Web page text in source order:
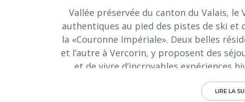
Vallée préservée du canton du Valais, le
authentiques au pied des pistes de ski et
la «Couronne Impériale». Deux belles
et l’autre à Vercorin, y proposent des
et de vivre d’incroyables expériences
LIRE LA